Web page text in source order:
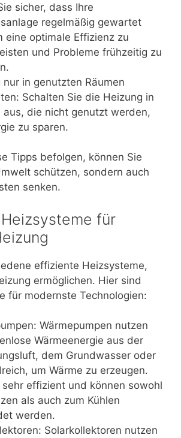
sicher, dass Ihre
regelmäßig gewartet
eine optimale Effizienz zu
und Probleme frühzeitig zu
nur in genutzten Räumen
Schalten Sie die Heizung in
aus, die nicht genutzt werden,
zu sparen.
Tipps befolgen, können Sie
schützen, sondern auch
senken.
für
effiziente Heizsysteme,
ermöglichen. Hier sind
für modernste Technologien:
Wärmepumpen nutzen
Wärmeenergie aus der
dem Grundwasser oder
um Wärme zu erzeugen.
sehr effizient und können sowohl
als auch zum Kühlen
werden.
Solarkollektoren nutzen